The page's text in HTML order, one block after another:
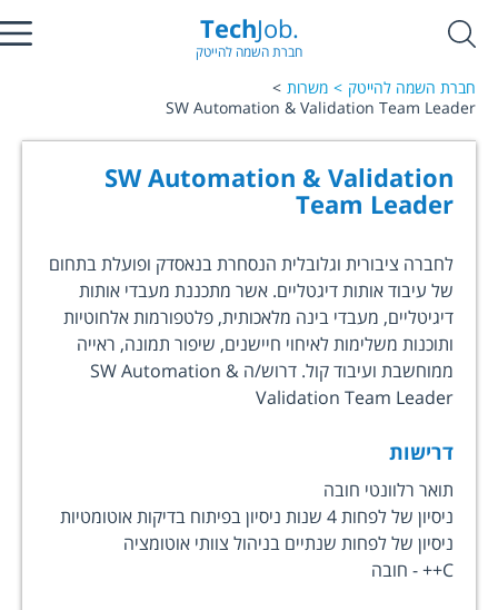
TechJob.
חברת השמה להייטק
חברת השמה להייטק
משרות
SW Automation & Validation Team Leader
SW Automation & Validation
Team Leader
לחברה ציבורית וגלובלית הנסחרת בנאסדק ופועלת בתחום
של עיבוד אותות דיגטליים. אשר מתכננת מעבדי אותות
דיגיטליים, מעבדי בינה מלאכותית, פלטפורמות אלחוטיות
ותוכנות משלימות לאיחוי חיישנים, שיפור תמונה, ראייה
ממוחשבת ועיבוד קול. דרוש/ה SW Automation &
Validation Team Leader
דרישות
תואר רלוונטי חובה
ניסיון של לפחות 4 שנות ניסיון בפיתוח בדיקות אוטומטיות
ניסיון של לפחות שנתיים בניהול צוותי אוטומציה
C++ - חובה